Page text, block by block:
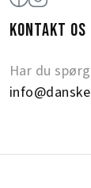
KONTAKT OS
Har du